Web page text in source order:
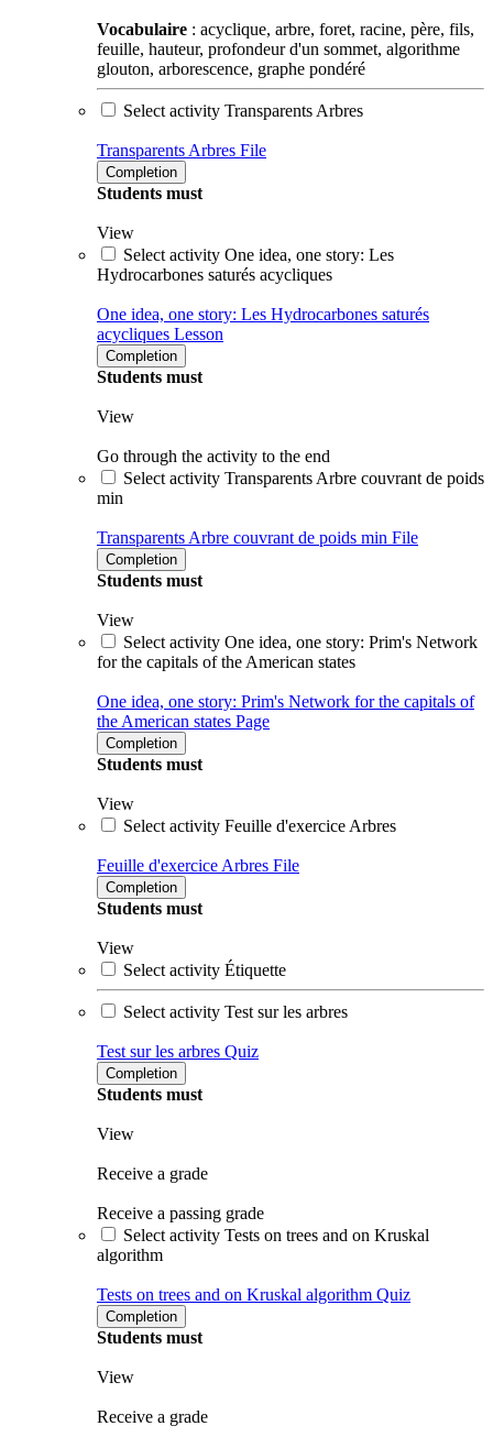
Vocabulaire : acyclique, arbre, foret, racine, père, fils,
feuille, hauteur, profondeur d'un sommet, algorithme
glouton, arborescence, graphe pondéré
Select activity Transparents Arbres
Transparents Arbres File
Completion
Students must
View
Select activity One idea, one story: Les
Hydrocarbones saturés acycliques
One idea, one story: Les Hydrocarbones saturés
acycliques Lesson
Completion
Students must
View
Go through the activity to the end
Select activity Transparents Arbre couvrant de poids
min
Transparents Arbre couvrant de poids min File
Completion
Students must
View
Select activity One idea, one story: Prim's Network
for the capitals of the American states
One idea, one story: Prim's Network for the capitals of
the American states Page
Completion
Students must
View
Select activity Feuille d'exercice Arbres
Feuille d'exercice Arbres File
Completion
Students must
View
Select activity Étiquette
Select activity Test sur les arbres
Test sur les arbres Quiz
Completion
Students must
View
Receive a grade
Receive a passing grade
Select activity Tests on trees and on Kruskal
algorithm
Tests on trees and on Kruskal algorithm Quiz
Completion
Students must
View
Receive a grade